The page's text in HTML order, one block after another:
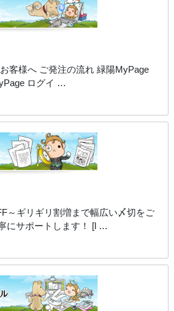
客様へ ご発注の流れ 緑陽MyPage
ログイ …
～ギリギリ割増まで幅広い〆切をご
にサポートします！ [l …